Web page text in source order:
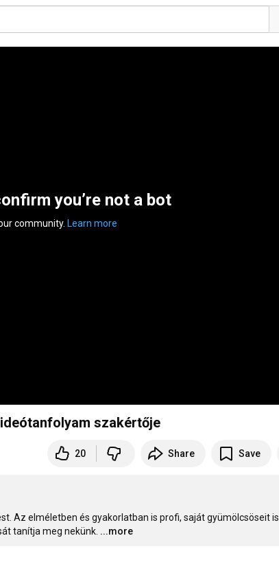
you’re not a bot
community. Learn more
szakértője
20 Share Save
Az elméletben és gyakorlatban is profi, saját gyümölcsöseit is
tanítja meg nekünk. ...more